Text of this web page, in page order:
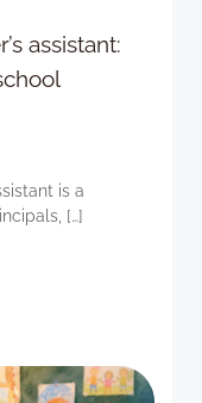
assistant:
is a
[…]